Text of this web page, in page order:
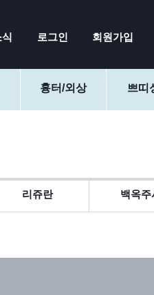
로그인 회원가입
흉터/외상 쁘띠
리쥬란 백옥주